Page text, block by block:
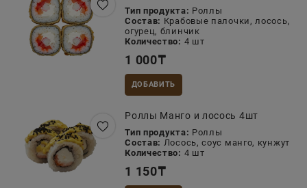
Тип продукта: Роллы
Состав: Крабовые палочки, лосось,
огурец, блинчик
Количество: 4 шт
1 000₸
ДОБАВИТЬ
Роллы Манго и лосось 4шт
Тип продукта: Роллы
Состав: Лосось, соус манго, кунжут
Количество: 4 шт
1 150₸